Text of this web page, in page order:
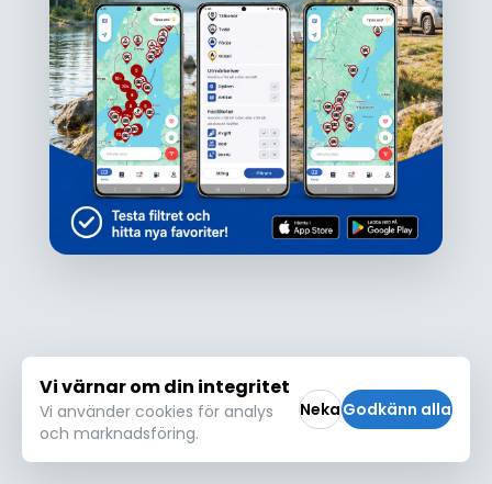
Ojdå!
Den här platsen hittades inte eller kunde
inte läsas in korrekt. Vänligen försök igen
Försök igen
Vi värnar om din integritet
Vi använder cookies för analys
och marknadsföring.
NekaGodkänn alla